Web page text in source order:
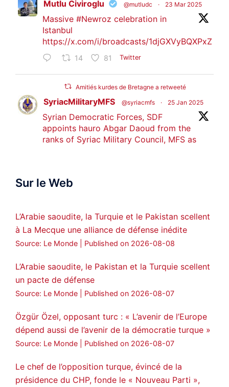
Mutlu Civiroglu @mutludc · 23 Mar 2025
Massive #Newroz celebration in
Istanbul
https://x.com/i/broadcasts/1djGXVyBQXPxZ
14 81 Twitter
Amitiés kurdes de Bretagne a retweeté
SyriacMilitaryMFS @syriacmfs · 25 Jan 2025
Syrian Democratic Forces, SDF
appoints hauro Abgar Daoud from the
ranks of Syriac Military Council, MFS as
ܟܫܝܪܘܬܐ ܒܘܠܝܬܐ ܚܘܪܐ ܐܒܓܪ
Amitiés kurdes de Bretagne a retweeté
MedyaNews @medyanews_ · 24 Jan 2025
statement on Abdullah Öcalan meeting
#AbdullahÖcalan #PeaceProcess
🔗https://medyanews.rs/h4lwBwQ
3 2 Twitter
Voir plus...
Sur le Web
L’Arabie saoudite, la Turquie et le Pakistan scellent
à La Mecque une alliance de défense inédite
Source: Le Monde Published on 2026-08-08
L’Arabie saoudite, le Pakistan et la Turquie scellent
un pacte de défense
Source: Le Monde Published on 2026-08-07
Özgür Özel, opposant turc : « L’avenir de l’Europe
dépend aussi de l’avenir de la démocratie turque »
Source: Le Monde Published on 2026-08-07
Le chef de l’opposition turque, évincé de la
présidence du CHP, fonde le « Nouveau Parti »,